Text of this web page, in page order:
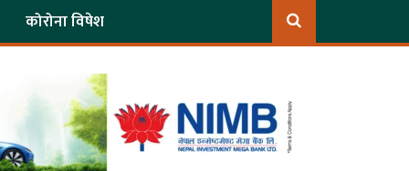
कोरोना विषेश